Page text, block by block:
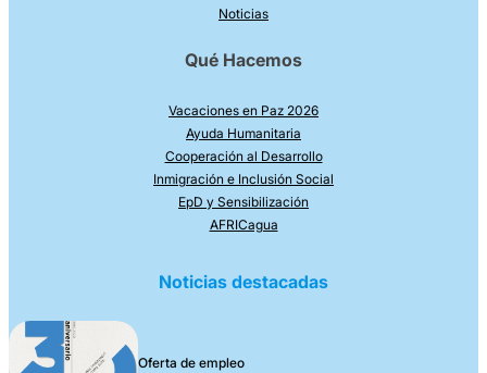
Noticias
Qué Hacemos
Vacaciones en Paz 2026
Ayuda Humanitaria
Cooperación al Desarrollo
Inmigración e Inclusión Social
EpD y Sensibilización
AFRICagua
Noticias destacadas
Oferta de empleo